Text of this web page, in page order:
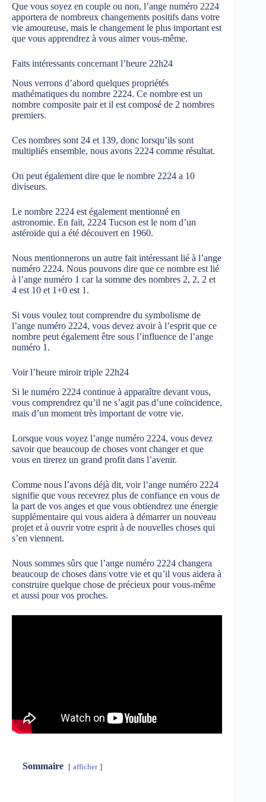
Que vous soyez en couple ou non, l’ange numéro 2224
apportera de nombreux changements positifs dans votre
vie amoureuse, mais le changement le plus important est
que vous apprendrez à vous aimer vous-même.
Faits intéressants concernant l’heure 22h24
Nous verrons d’abord quelques propriétés
mathématiques du nombre 2224. Ce nombre est un
nombre composite pair et il est composé de 2 nombres
premiers.
Ces nombres sont 24 et 139, donc lorsqu’ils sont
multipliés ensemble, nous avons 2224 comme résultat.
On peut également dire que le nombre 2224 a 10
diviseurs.
Le nombre 2224 est également mentionné en
astronomie. En fait, 2224 Tucson est le nom d’un
astéroïde qui a été découvert en 1960.
Nous mentionnerons un autre fait intéressant lié à l’ange
numéro 2224. Nous pouvons dire que ce nombre est lié
à l’ange numéro 1 car la somme des nombres 2, 2, 2 et
4 est 10 et 1+0 est 1.
Si vous voulez tout comprendre du symbolisme de
l’ange numéro 2224, vous devez avoir à l’esprit que ce
nombre peut également être sous l’influence de l’ange
numéro 1.
Voir l’heure miroir triple 22h24
Si le numéro 2224 continue à apparaître devant vous,
vous comprendrez qu’il ne s’agit pas d’une coïncidence,
mais d’un moment très important de votre vie.
Lorsque vous voyez l’ange numéro 2224, vous devez
savoir que beaucoup de choses vont changer et que
vous en tirerez un grand profit dans l’avenir.
Comme nous l’avons déjà dit, voir l’ange numéro 2224
signifie que vous recevrez plus de confiance en vous de
la part de vos anges et que vous obtiendrez une énergie
supplémentaire qui vous aidera à démarrer un nouveau
projet et à ouvrir votre esprit à de nouvelles choses qui
s’en viennent.
Nous sommes sûrs que l’ange numéro 2224 changera
beaucoup de choses dans votre vie et qu’il vous aidera à
construire quelque chose de précieux pour vous-même
et aussi pour vos proches.
Sommaire afficher